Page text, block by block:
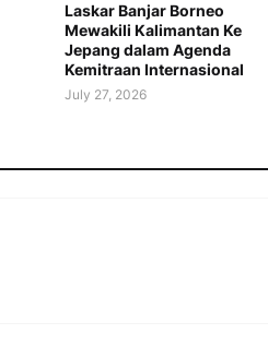
Laskar Banjar Borneo
Mewakili Kalimantan Ke
Jepang dalam Agenda
Kemitraan Internasional
July 27, 2026